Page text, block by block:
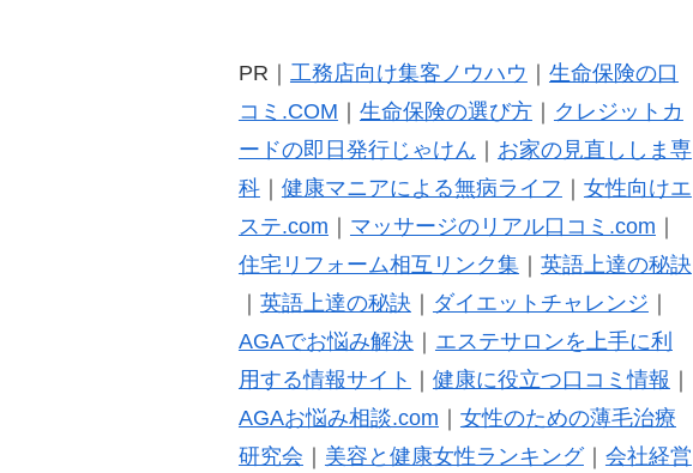
PR｜ 工務店向け集客ノウハウ
生命保険の口
コミ.COM
生命保険の選び方｜
クレジットカ
ードの即日発行じゃけん
お家の見直ししま専
科｜ 健康マニアによる無病ライフ
女性向けエ
ステ.com
マッサージのリアル口コミ.com
住宅リフォーム相互リンク集｜ 英語上達の秘訣
英語上達の秘訣 ダイエットチャレンジ
AGAでお悩み解決｜ エステサロンを上手に利
用する情報サイト
健康に役立つ口コミ情報
AGAお悩み相談.com
女性のための薄毛治療
研究会
美容と健康女性ランキング｜ 会社経営